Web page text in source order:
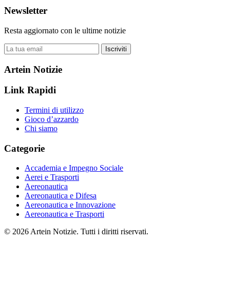
Newsletter
Resta aggiornato con le ultime notizie
Iscriviti
Artein Notizie
Link Rapidi
Termini di utilizzo
Gioco d’azzardo
Chi siamo
Categorie
Accademia e Impegno Sociale
Aerei e Trasporti
Aereonautica
Aereonautica e Difesa
Aereonautica e Innovazione
Aereonautica e Trasporti
© 2026 Artein Notizie. Tutti i diritti riservati.